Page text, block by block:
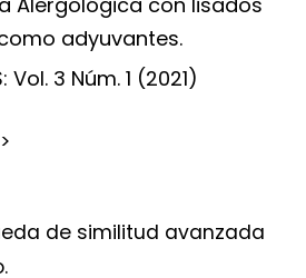
adyuvantes.
Vol. 3 Núm. 1 (2021)
de similitud avanzada